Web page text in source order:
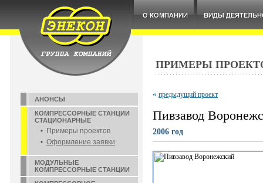
ПРИМЕРЫ
АНОНСЫ
КОМПРЕССОРНЫЕ СТАНЦИИ
СТАЦИОНАРНЫЕ
Примеры проектов
Оформление заявки
МОДУЛЬНЫЕ
КОМПРЕССОРНЫЕ СТАНЦИИ
« предыдущий проект
Пивзавод
2006 год